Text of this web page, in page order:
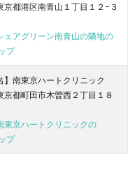
京都港区南青山１丁目１２−３
ェアグリーン南青山の隣地の
プ
】南東京ハートクリニック
京都町田市木曽西２丁目１８
東京ハートクリニックの
プ